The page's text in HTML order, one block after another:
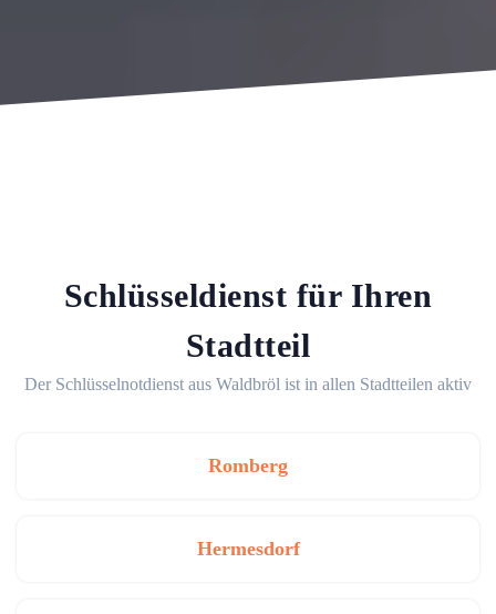
Schlüsseldienst für Ihren
Stadtteil
Der Schlüsselnotdienst aus Waldbröl ist in allen Stadtteilen aktiv
Romberg
Hermesdorf